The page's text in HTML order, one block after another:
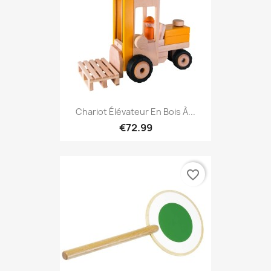
Chariot Élévateur En Bois À...
€72.99
favorite_border